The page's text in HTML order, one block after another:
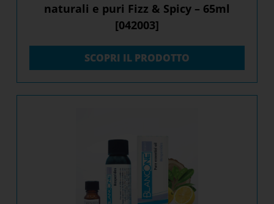
naturali e puri Fizz & Spicy – 65ml
[042003]
SCOPRI IL PRODOTTO